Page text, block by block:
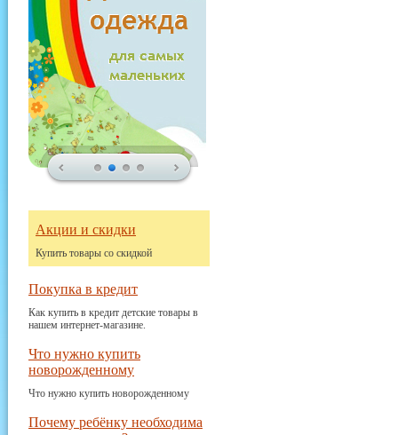
Акции и скидки
Купить товары со скидкой
Покупка в кредит
Как купить в кредит детские товары в
нашем интернет-магазине.
Что нужно купить
новорожденному
Что нужно купить новорожденному
Почему ребёнку необходима